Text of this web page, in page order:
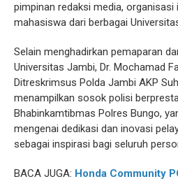
pimpinan redaksi media,
mahasiswa dari berbagai
Selain menghadirkan pemaparan
Universitas Jambi, Dr. Mochamad
Ditreskrimsus Polda Jambi AKP
menampilkan sosok polisi
Bhabinkamtibmas Polres Bungo,
mengenai dedikasi dan inovasi
sebagai inspirasi bagi seluruh
BACA JUGA: Honda Community